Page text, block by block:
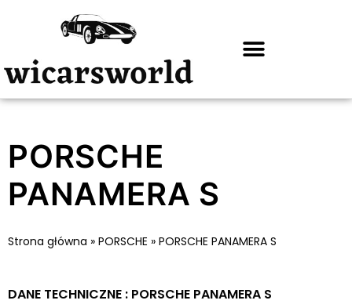
PORSCHE
PANAMERA S
Strona główna » PORSCHE » PORSCHE PANAMERA S
DANE TECHNICZNE : PORSCHE PANAMERA S